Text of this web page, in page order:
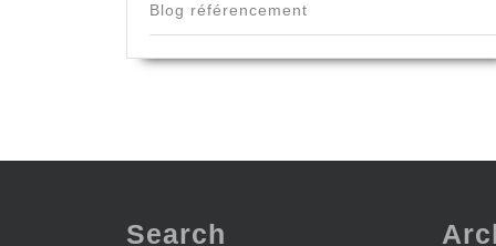
Blog référencement
Search